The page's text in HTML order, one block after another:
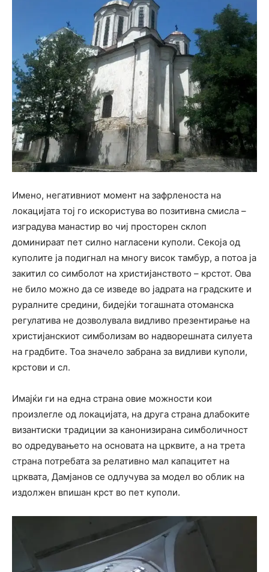
Имено, негативниот момент на зафрленоста на
локацијата тој го искористува во позитивна смисла –
изградува манастир во чиј просторен склоп
доминираат пет силно нагласени куполи. Секоја од
куполите ја подигнал на многу висок тамбур, а потоа ја
закитил со симболот на христијанството – крстот. Ова
не било можно да се изведе во јадрата на градските и
руралните средини, бидејќи тогашната отоманска
регулатива не дозволувала видливо презентирање на
христијанскиот симболизам во надворешната силуета
на градбите. Тоа значело забрана за видливи куполи,
крстови и сл.
Имајќи ги на една страна овие можности кои
произлегле од локацијата, на друга страна длабоките
византиски традиции за канонизирана симболичност
во одредувањето на основата на црквите, а на трета
страна потребата за релативно мал капацитет на
црквата, Дамјанов се одлучува за модел во облик на
издолжен впишан крст во пет куполи.